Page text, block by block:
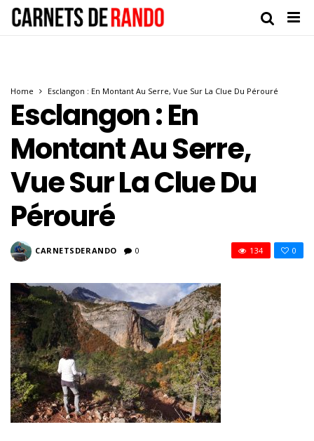
Home Esclangon : En Montant Au Serre, Vue Sur La Clue Du Pérouré
Esclangon : En
Montant Au Serre,
Vue Sur La Clue Du
Pérouré
CARNETSDERANDO 0 0
134